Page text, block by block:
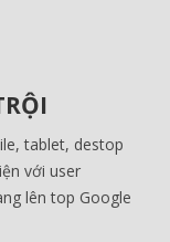
tablet, destop
với user
lên top Google